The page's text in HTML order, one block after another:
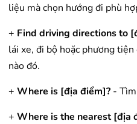
liệu mà chọn hướng đi phù
+ Find driving directions to
lái xe, đi bộ hoặc phương
nào đó.
+ Where is [địa điểm]? -
+ Where is the nearest [địa